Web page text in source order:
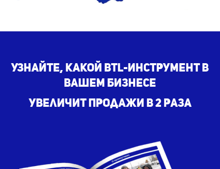
Узнайте, какой BTL-инструмент в
вашем бизнесе
увеличит продажи в 2 раза